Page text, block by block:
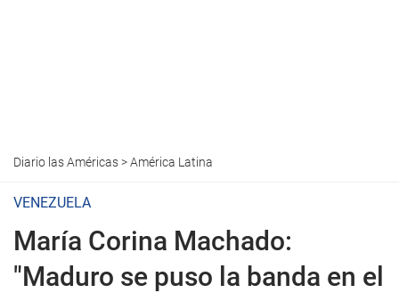
Diario las Américas>América Latina
VENEZUELA
María Corina Machado:
"Maduro se puso la banda en el